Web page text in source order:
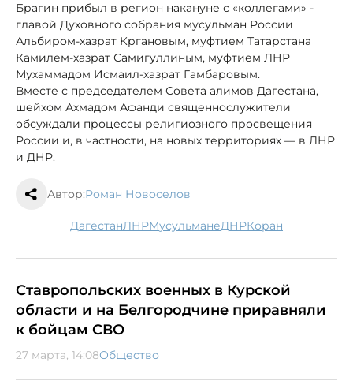
Брагин прибыл в регион накануне с «коллегами» -
главой Духовного собрания мусульман России
Альбиром-хазрат Кргановым, муфтием Татарстана
Камилем-хазрат Самигуллиным, муфтием ЛНР
Мухаммадом Исмаил-хазрат Гамбаровым.
Вместе с председателем Совета алимов Дагестана,
шейхом Ахмадом Афанди священнослужители
обсуждали процессы религиозного просвещения
России и, в частности, на новых территориях — в ЛНР
и ДНР.
Автор:Роман Новоселов
Дагестан ЛНР мусульмане ДНР Коран
Ставропольских военных в Курской
области и на Белгородчине приравняли
к бойцам СВО
27 марта, 14:08Общество